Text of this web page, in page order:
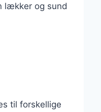
lækker og sund
til forskellige